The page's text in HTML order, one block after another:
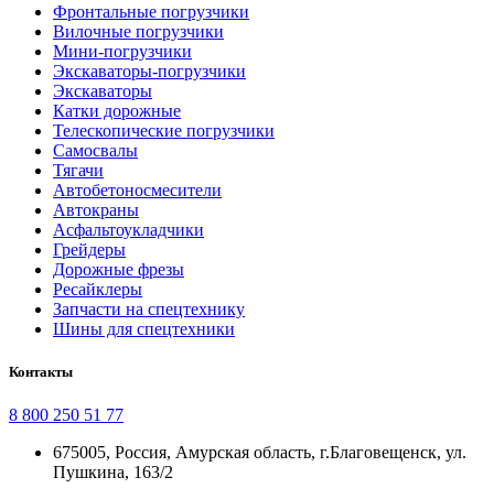
Фронтальные погрузчики
Вилочные погрузчики
Мини-погрузчики
Экскаваторы-погрузчики
Экскаваторы
Катки дорожные
Телескопические погрузчики
Самосвалы
Тягачи
Автобетоносмесители
Автокраны
Асфальтоукладчики
Грейдеры
Дорожные фрезы
Ресайклеры
Запчасти на спецтехнику
Шины для спецтехники
Контакты
8 800 250 51 77
675005, Россия, Амурская область, г.Благовещенск, ул.
Пушкина, 163/2